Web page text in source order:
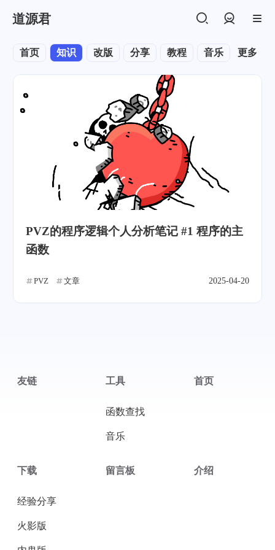
道源君
首页 知识 改版 分享 教程 音乐 默认
更多
PVZ的程序逻辑个人分析笔记 #1 程序的主
函数
PVZ 文章 2025-04-20
友链 工具
函数查找
音乐
首页
下载
经验分享
火影版
留言板 介绍